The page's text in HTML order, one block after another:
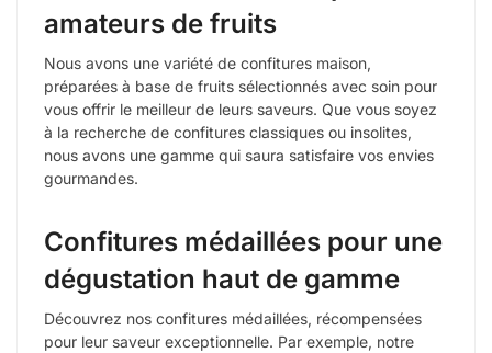
amateurs de fruits
Nous avons une variété de confitures maison,
préparées à base de fruits sélectionnés avec soin pour
vous offrir le meilleur de leurs saveurs. Que vous soyez
à la recherche de confitures classiques ou insolites,
nous avons une gamme qui saura satisfaire vos envies
gourmandes.
Confitures médaillées pour une
dégustation haut de gamme
Découvrez nos confitures médaillées, récompensées
pour leur saveur exceptionnelle. Par exemple, notre